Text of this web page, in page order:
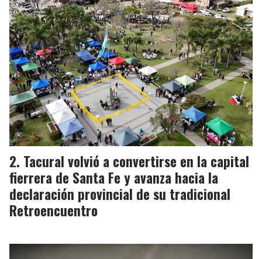
Tacural volvió a convertirse en la capital
fierrera de Santa Fe y avanza hacia la
declaración provincial de su tradicional
Retroencuentro